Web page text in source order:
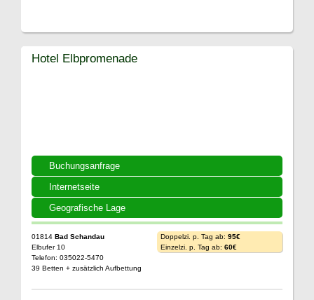
Buchungsanfrage
Internetseite
Geografische Lage
Hotel Elbpromenade
01814 Bad Schandau
Elbufer 10
Telefon: 035022-5470
39 Betten + zusätzlich Aufbettung
Doppelzi. p. Tag ab: 95€
Einzelzi. p. Tag ab: 60€